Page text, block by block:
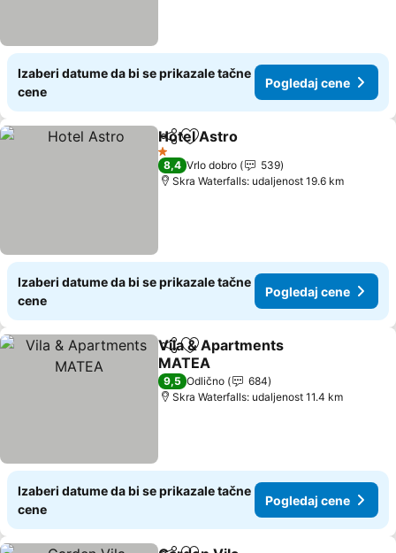
Izaberi datume da bi se prikazale tačne
cene
Pogledaj cene
Deli Dodati u favorite
Hotel Astro
1 Zvezdice
8,4 Vrlo dobro
539
Skra Waterfalls: udaljenost 19.6 km
Izaberi datume da bi se prikazale tačne
cene
Pogledaj cene
Deli Dodati u favorite
Vila & Apartments
MATEA
Pogledaj cene
9,5 Odlično
684
Skra Waterfalls: udaljenost 11.4 km
Izaberi datume da bi se prikazale tačne
cene
Pogledaj cene